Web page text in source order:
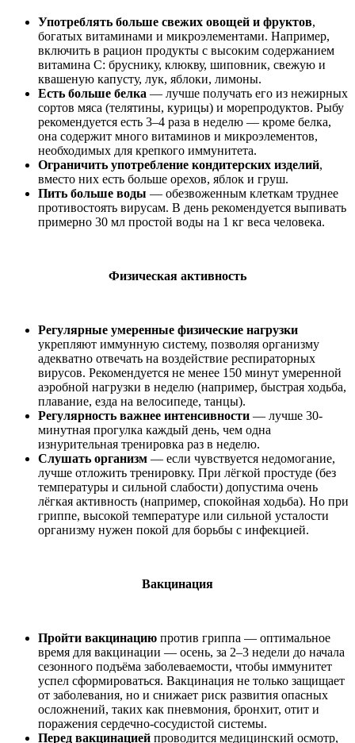
Употреблять больше свежих овощей и фруктов,
богатых витаминами и микроэлементами. Например,
включить в рацион продукты с высоким содержанием
витамина С: бруснику, клюкву, шиповник, свежую и
квашеную капусту, лук, яблоки, лимоны.
Есть больше белка — лучше получать его из нежирных
сортов мяса (телятины, курицы) и морепродуктов. Рыбу
рекомендуется есть 3–4 раза в неделю — кроме белка,
она содержит много витаминов и микроэлементов,
необходимых для крепкого иммунитета.
Ограничить употребление кондитерских изделий,
вместо них есть больше орехов, яблок и груш.
Пить больше воды — обезвоженным клеткам труднее
противостоять вирусам. В день рекомендуется выпивать
примерно 30 мл простой воды на 1 кг веса человека.
Физическая активность
Регулярные умеренные физические нагрузки
укрепляют иммунную систему, позволяя организму
адекватно отвечать на воздействие респираторных
вирусов. Рекомендуется не менее 150 минут умеренной
аэробной нагрузки в неделю (например, быстрая ходьба,
плавание, езда на велосипеде, танцы).
Регулярность важнее интенсивности — лучше 30-
минутная прогулка каждый день, чем одна
изнурительная тренировка раз в неделю.
Слушать организм — если чувствуется недомогание,
лучше отложить тренировку. При лёгкой простуде (без
температуры и сильной слабости) допустима очень
лёгкая активность (например, спокойная ходьба). Но при
гриппе, высокой температуре или сильной усталости
организму нужен покой для борьбы с инфекцией.
Вакцинация
Пройти вакцинацию против гриппа — оптимальное
время для вакцинации — осень, за 2–3 недели до начала
сезонного подъёма заболеваемости, чтобы иммунитет
успел сформироваться. Вакцинация не только защищает
от заболевания, но и снижает риск развития опасных
осложнений, таких как пневмония, бронхит, отит и
поражения сердечно-сосудистой системы.
Перед вакцинацией проводится медицинский осмотр,